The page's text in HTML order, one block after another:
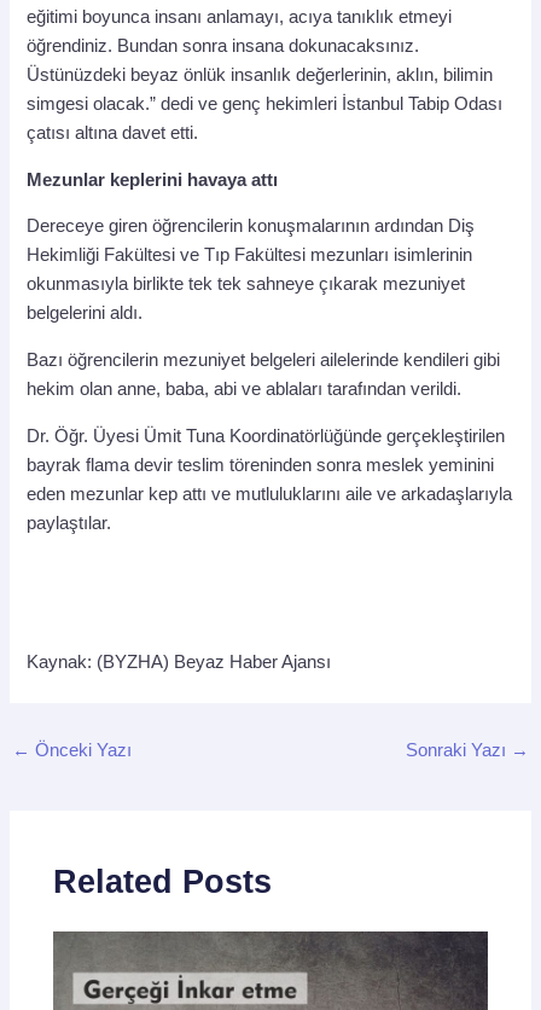
eğitimi boyunca insanı anlamayı, acıya tanıklık etmeyi
öğrendiniz. Bundan sonra insana dokunacaksınız.
Üstünüzdeki beyaz önlük insanlık değerlerinin, aklın, bilimin
simgesi olacak.” dedi ve genç hekimleri İstanbul Tabip Odası
çatısı altına davet etti.
Mezunlar keplerini havaya attı
Dereceye giren öğrencilerin konuşmalarının ardından Diş
Hekimliği Fakültesi ve Tıp Fakültesi mezunları isimlerinin
okunmasıyla birlikte tek tek sahneye çıkarak mezuniyet
belgelerini aldı.
Bazı öğrencilerin mezuniyet belgeleri ailelerinde kendileri gibi
hekim olan anne, baba, abi ve ablaları tarafından verildi.
Dr. Öğr. Üyesi Ümit Tuna Koordinatörlüğünde gerçekleştirilen
bayrak flama devir teslim töreninden sonra meslek yeminini
eden mezunlar kep attı ve mutluluklarını aile ve arkadaşlarıyla
paylaştılar.
Kaynak: (BYZHA) Beyaz Haber Ajansı
← Önceki Yazı Sonraki Yazı →
Related Posts